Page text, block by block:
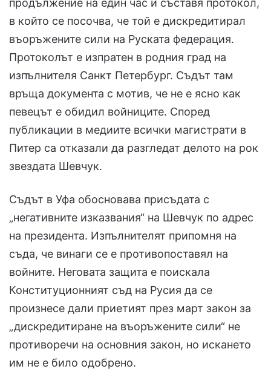
продължение на един час и съставя протокол,
в който се посочва, че той е дискредитирал
въоръжените сили на Руската федерация.
Протоколът е изпратен в родния град на
изпълнителя Санкт Петербург. Съдът там
връща документа с мотив, че не е ясно как
певецът е обидил войниците. Според
публикации в медиите всички магистрати в
Питер са отказали да разгледат делото на рок
звездата Шевчук.
Съдът в Уфа обосновава присъдата с
„негативните изказвания“ на Шевчук по адрес
на президента. Изпълнителят припомня на
съда, че винаги се е противопоставял на
войните. Неговата защита е поискала
Конституционният съд на Русия да се
произнесе дали приетият през март закон за
„дискредитиране на въоръжените сили“ не
противоречи на основния закон, но искането
им не е било одобрено.